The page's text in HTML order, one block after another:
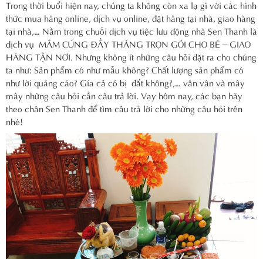
Trong thời buổi hiện nay, chúng ta không còn xa lạ gì với các hình
thức mua hàng online, dịch vụ online, đặt hàng tại nhà, giao hàng
tại nhà,… Nằm trong chuỗi dịch vụ tiệc lưu động nhà Sen Thanh là
dịch vụ MÂM CÚNG ĐẦY THÁNG TRỌN GÓI CHO BÉ – GIAO
HÀNG TẬN NƠI. Nhưng không ít những câu hỏi đặt ra cho chúng
ta như: Sản phẩm có như mẫu không? Chất lượng sản phẩm có
như lời quảng cáo? Gía cả có bị đắt không?,… vân vân và mây
mây những câu hỏi cần câu trả lời. Vạy hôm nay, các bạn hãy
theo chân Sen Thanh để tìm câu trả lời cho những câu hỏi trên
nhé!